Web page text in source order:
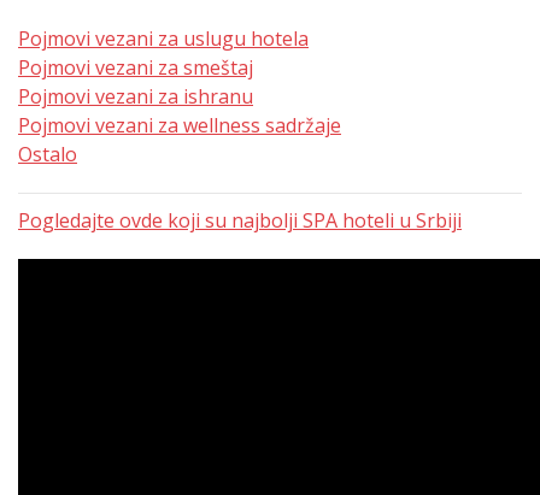
Pojmovi vezani za uslugu hotela
Pojmovi vezani za smeštaj
Pojmovi vezani za ishranu
Pojmovi vezani za wellness sadržaje
Ostalo
Pogledajte ovde koji su najbolji SPA hoteli u Srbiji